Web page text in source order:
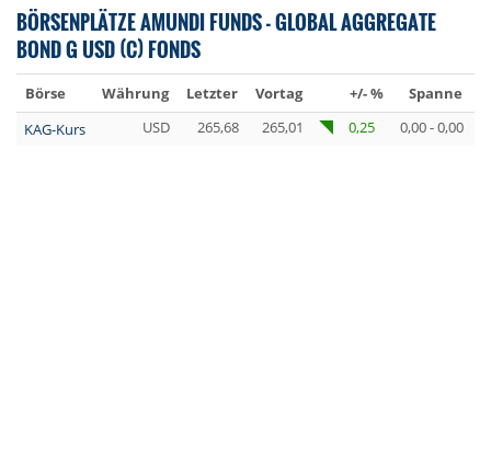
BÖRSENPLÄTZE AMUNDI FUNDS - GLOBAL AGGREGATE
BOND G USD (C) FONDS
Börse Währung Letzter Vortag +/- % Spanne
KAG-Kurs
USD 265,68 265,01 0,25 0,00 - 0,00